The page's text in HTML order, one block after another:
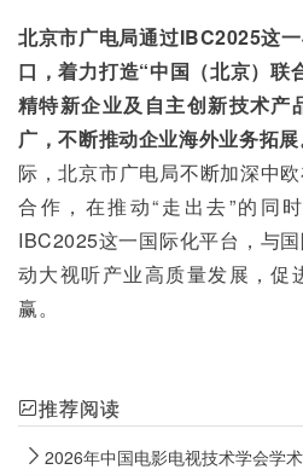
北京市广电局通过IBC2025这
口，着力打造“中国（北京）联
精特新企业及自主创新技术产
广，不断推动企业海外业务拓展
际，北京市广电局不断加深中
合作，在推动“走出去”的同
IBC2025这一国际化平台，与
动大视听产业高质量发展，促
赢。
推荐阅读
2026年中国电影电视技术学会学术年